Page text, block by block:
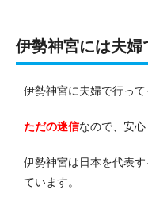
伊勢神宮には夫婦
伊勢神宮に夫婦で行って
ただの迷信なので、安心
伊勢神宮は日本を代表
ています。